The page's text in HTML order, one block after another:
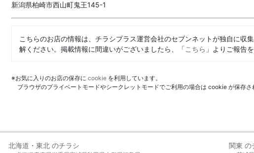
新潟県柏崎市西山町鬼王145-1
こちらのお店の情報は、チラシプラス運営会社のセブンネットが独自に収
解ください。掲載情報に間違いがございましたら、「こちら 」よりご報告
※お気に入りのお店の保存に cookie を利用しています。
ブラウザのプライベートモードやシークレットモードでご利用の場合は cookie が保存さ
北海道・東北 のチラシ 関東 の